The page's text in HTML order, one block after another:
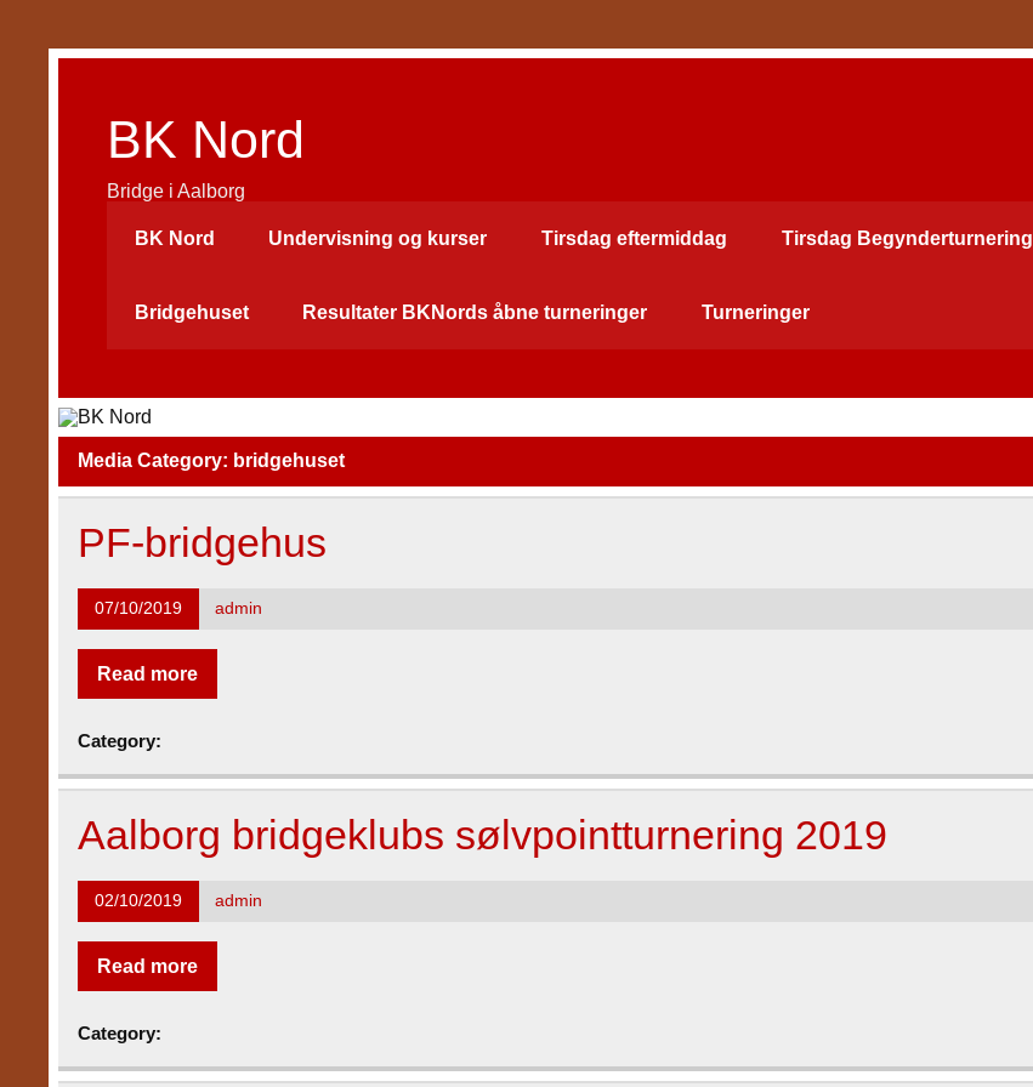
content
BK Nord
Bridge i Aalborg
BK Nord Undervisning og kurser Tirsdag eftermiddag Tirsdag Begynderturnering
Bridgehuset Resultater BKNords åbne turneringer Turneringer
Media Category: bridgehuset
PF-bridgehus
07/10/2019 admin
Read more
Category:
Aalborg bridgeklubs sølvpointturnering 2019
02/10/2019 admin
Read more
Category: